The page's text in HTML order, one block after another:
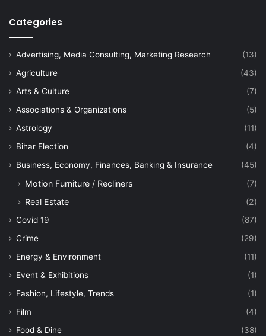
Categories
Advertising, Media Consulting, Marketing Research
(13)
Agriculture
(43)
Arts & Culture
(7)
Associations & Organizations
(5)
Astrology
(11)
Bihar Election
(4)
Business, Economy, Finances, Banking & Insurance
(45)
Motion Furniture / Recliners
(7)
Real Estate
(2)
Covid 19
(87)
Crime
(29)
Energy & Environment
(11)
Event & Exhibitions
(1)
Fashion, Lifestyle, Trends
(1)
Film
(4)
Food & Dine
(38)